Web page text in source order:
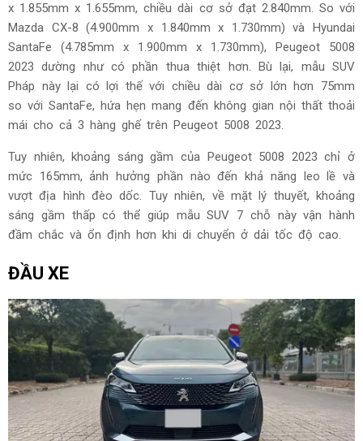
x 1.855mm x 1.655mm, chiều dài cơ sở đạt 2.840mm. So với
Mazda CX-8 (4.900mm x 1.840mm x 1.730mm) và Hyundai
SantaFe (4.785mm x 1.900mm x 1.730mm), Peugeot 5008
2023 dường như có phần thua thiệt hơn. Bù lại, mẫu SUV
Pháp này lại có lợi thế với chiều dài cơ sở lớn hơn 75mm
so với SantaFe, hứa hẹn mang đến không gian nội thất thoải
mái cho cả 3 hàng ghế trên Peugeot 5008 2023.
Tuy nhiên, khoảng sáng gầm của Peugeot 5008 2023 chỉ ở
mức 165mm, ảnh hưởng phần nào đến khả năng leo lề và
vượt địa hình đèo dốc. Tuy nhiên, về mặt lý thuyết, khoảng
sáng gầm thấp có thể giúp mẫu SUV 7 chỗ này vận hành
đầm chắc và ổn định hơn khi di chuyển ở dải tốc độ cao.
ĐẦU XE